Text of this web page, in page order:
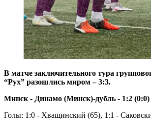
В матче заключительного тура
“Рух” разошлись миром – 3:3.
Минск - Динамо (Минск)-дубль - 1:2 (0:0)
Голы: 1:0 - Хващинский (65), 1:1 -